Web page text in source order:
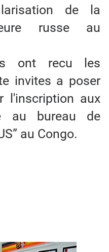
de la
russe au
ont recu les
invites a poser
l'inscription aux
au bureau de
au Congo.